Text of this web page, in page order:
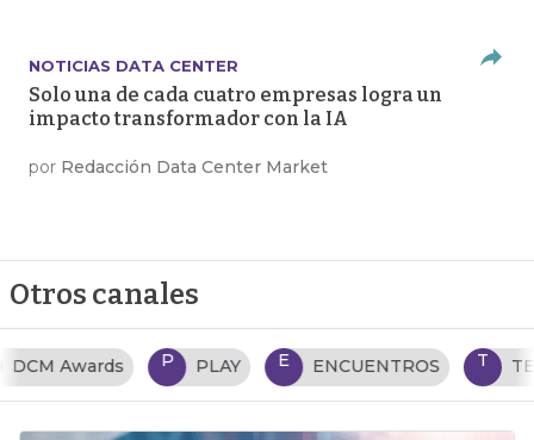
NOTICIAS DATA CENTER
Solo una de cada cuatro empresas logra un
impacto transformador con la IA
por Redacción Data Center Market
Otros canales
P PLAY E ENCUENTROS T TENDENCIAS TI